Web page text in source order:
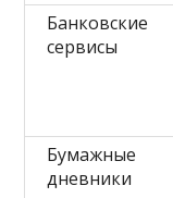
Банковские
сервисы
Бумажные
дневники